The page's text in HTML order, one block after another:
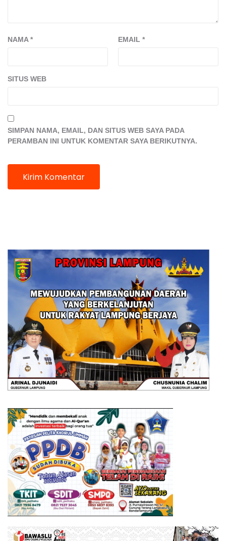
NAMA* EMAIL *
SITUS WEB
SIMPAN NAMA, EMAIL, DAN SITUS WEB SAYA PADA
PERAMBAN INI UNTUK KOMENTAR SAYA BERIKUTNYA.